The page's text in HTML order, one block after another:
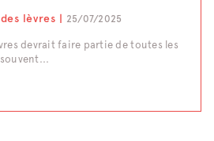
lèvres | 25/07/2025
devrait faire partie de toutes les